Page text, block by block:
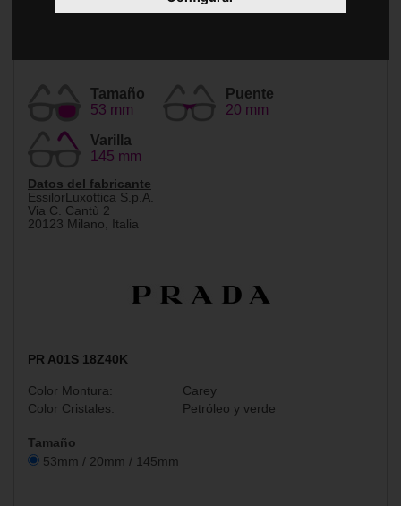
Tamaño
53 mm
Puente
20 mm
Varilla
145 mm
Datos del fabricante
EssilorLuxottica S.p.A.
Via C. Cantù 2
20123 Milano, Italia
PR A01S 18Z40K
Color Montura:
Carey
Color Cristales:
Petróleo y verde
Tamaño
53mm / 20mm / 145mm